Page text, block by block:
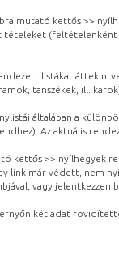
mutató kettős >>
(feltételenként
listákat
tanszékek, ill.
általában a
Az aktuális
kettős >> nyílhegyek
link már védett, nem
vagy
két adat